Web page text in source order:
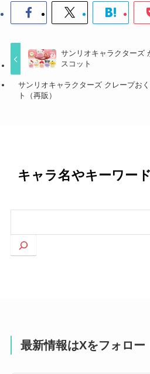
サンリオキャラクターズ
スコット
サンリオキャラクターズ クレープお
ト（再販）
キャラ名やキーワー
索
最新情報はXをフォロー